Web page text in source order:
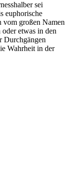
sei
euphorische
vom großen Namen
etwas in den
Durchgängen
Wahrheit in der